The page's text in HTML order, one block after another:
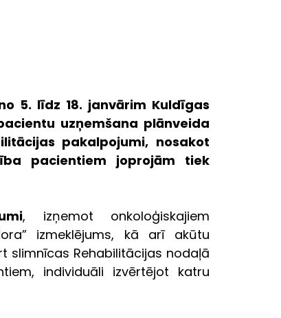
5. līdz 18. janvārim Kuldīgas
uzņemšana plānveida
pakalpojumi, nosakot
pacientiem joprojām tiek
, izņemot onkoloģiskajiem
izmeklējums, kā arī akūtu
slimnīcas Rehabilitācijas nodaļā
individuāli izvērtējot katru